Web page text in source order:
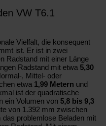
VW T6.1
Vielfalt, die konsequent
ist. Er ist in zwei
Radstand mit einer Länge
Radstand mit etwa 5,30
, Mittel- oder
etwa 1,99 Metern und
ist der quadratische
ein Volumen von 5,8 bis 9,3
von 1.392 mm zwischen
problemlose Beladen mit